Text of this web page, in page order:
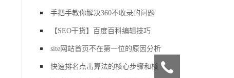
手把手教你解决360不收录的问题
【SEO干货】百度百科编辑技巧
site网站首页不在第一位的原因分析
快速排名点击算法的核心步骤和核